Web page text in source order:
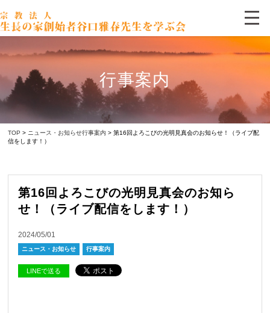
行事案内
TOP > ニュース・お知らせ行事案内 > 第16回よろこびの光明見真会のお知らせ！（ライブ配
信をします！）
第16回よろこびの光明見真会のお知ら
せ！（ライブ配信をします！）
2024/05/01
ニュース・お知らせ 行事案内
LINEで送る